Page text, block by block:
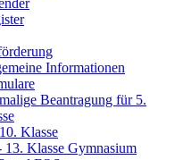
Informationen
Beantragung für 5.
Klasse
13. Klasse Gymnasium